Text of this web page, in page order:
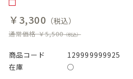
￥3,300 （税込）
通常価格 ￥5,500（税込）
商品コード
129999999925
在庫
○